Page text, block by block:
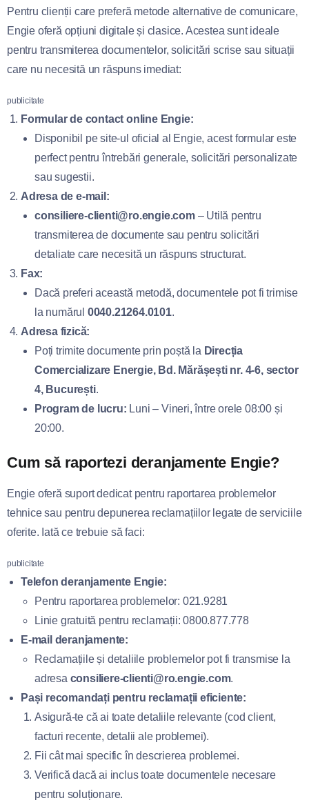
Pentru clienții care preferă metode alternative de comunicare,
Engie oferă opțiuni digitale și clasice. Acestea sunt ideale
pentru transmiterea documentelor, solicitări scrise sau situații
care nu necesită un răspuns imediat:
publicitate
Formular de contact online Engie:
Disponibil pe site-ul oficial al Engie, acest formular este
perfect pentru întrebări generale, solicitări personalizate
sau sugestii.
Adresa de e-mail:
consiliere-clienti@ro.engie.com– Utilă pentru
transmiterea de documente sau pentru solicitări
detaliate care necesită un răspuns structurat.
Fax:
Dacă preferi această metodă, documentele pot fi trimise
la numărul 0040.21264.0101.
Adresa fizică:
Poți trimite documente prin poștă la Direcția
Comercializare Energie, Bd. Mărășești nr. 4-6, sector
4, București.
Program de lucru: Luni – Vineri, între orele 08:00 și
20:00.
Cum să raportezi deranjamente Engie?
Engie oferă suport dedicat pentru raportarea problemelor
tehnice sau pentru depunerea reclamațiilor legate de serviciile
oferite. Iată ce trebuie să faci:
publicitate
Telefon deranjamente Engie:
Pentru raportarea problemelor: 021.9281
Linie gratuită pentru reclamații: 0800.877.778
E-mail deranjamente:
Reclamațiile și detaliile problemelor pot fi transmise la
adresa consiliere-clienti@ro.engie.com.
Pași recomandați pentru reclamații eficiente:
Asigură-te că ai toate detaliile relevante (cod client,
facturi recente, detalii ale problemei).
Fii cât mai specific în descrierea problemei.
Verifică dacă ai inclus toate documentele necesare
pentru soluționare.